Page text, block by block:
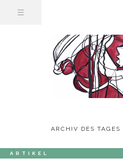
ARCHIV DES TAGES
ARTIKEL